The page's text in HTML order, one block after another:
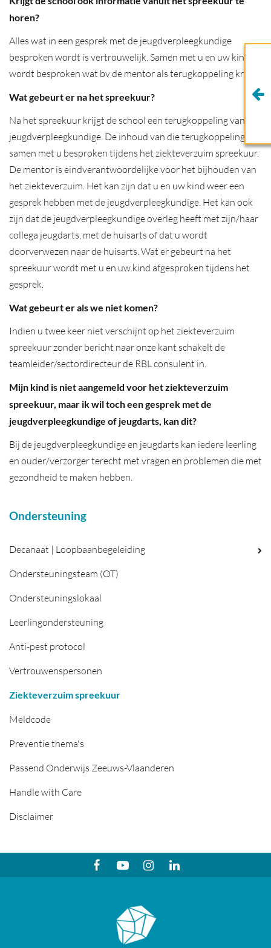
Ondersteuning
Decanaat | Loopbaanbegeleiding
Ondersteuningsteam (OT)
Ondersteuningslokaal
Leerlingondersteuning
Anti-pest protocol
Vertrouwenspersonen
Ziekteverzuim spreekuur
Meldcode
Preventie thema's
Passend Onderwijs Zeeuws-Vlaanderen
Handle with Care
Disclaimer
horen?
Alles wat in een gesprek met de jeugdverpleegkundige
besproken wordt is vertrouwelijk. Samen met u en uw kind
wordt besproken wat bv de mentor als terugkoppeling krijgt.
Wat gebeurt er na het spreekuur?
Na het spreekuur krijgt de school een terugkoppeling van de
jeugdverpleegkundige. De inhoud van die terugkoppeling is
samen met u besproken tijdens het ziekteverzuim spreekuur.
De mentor is eindverantwoordelijke voor het bijhouden van
het ziekteverzuim. Het kan zijn dat u en uw kind weer een
gesprek hebben met de jeugdverpleegkundige. Het kan ook
zijn dat de jeugdverpleegkundige overleg heeft met zijn/haar
collega jeugdarts, met de huisarts of dat u wordt
doorverwezen naar de huisarts. Wat er gebeurt na het
spreekuur wordt met u en uw kind afgesproken tijdens het
gesprek.
Wat gebeurt er als we niet komen?
Indien u twee keer niet verschijnt op het ziekteverzuim
spreekuur zonder bericht naar onze kant schakelt de
teamleider/sectordirecteur de RBL consulent in.
Mijn kind is niet aangemeld voor het ziekteverzuim
spreekuur, maar ik wil toch een gesprek met de
jeugdverpleegkundige of jeugdarts, kan dit?
Bij de jeugdverpleegkundige en jeugdarts kan iedere leerling
en ouder/verzorger terecht met vragen en problemen die met
gezondheid te maken hebben.